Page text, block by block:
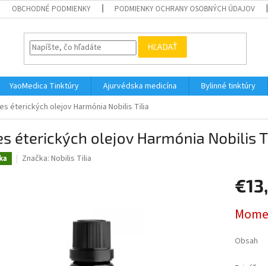
OBCHODNÉ PODMIENKY PODMIENKY OCHRANY OSOBNÝCH ÚDAJOV
HĽADAŤ
YaoMedica Tinktúry Ajurvédska medicína Bylinné tinktúry
éterických olejov Harmónia Nobilis Tilia
éterických olejov Harmónia Nobilis
Značka: Nobilis Tilia
cena:
Obsah